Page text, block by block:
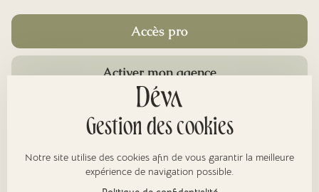
Accès pro
Activer mon agence
Gestion des cookies
Notre site utilise des cookies afin de vous garantir la meilleure
expérience de navigation possible.